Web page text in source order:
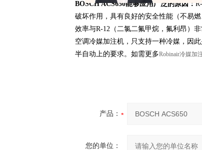
BOSCH ACS650能够应用广泛的原因：
破坏作用，具有良好的安全性能（不易
效率与R-12（二氯二氟甲烷，氟利昂）
空调冷媒加注机，只支持一种冷媒，因
半自动上的要求。如需更多Robinair冷媒加
产品：
您的单位：